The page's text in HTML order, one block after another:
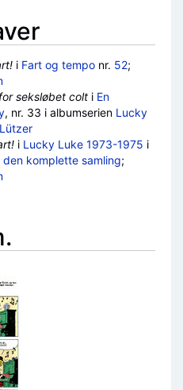
i Fart og temponr. 52;
seksløbet colti En
, nr. 33 i albumserien Lucky
i Lucky Luke 1973-1975 i
komplette samling;